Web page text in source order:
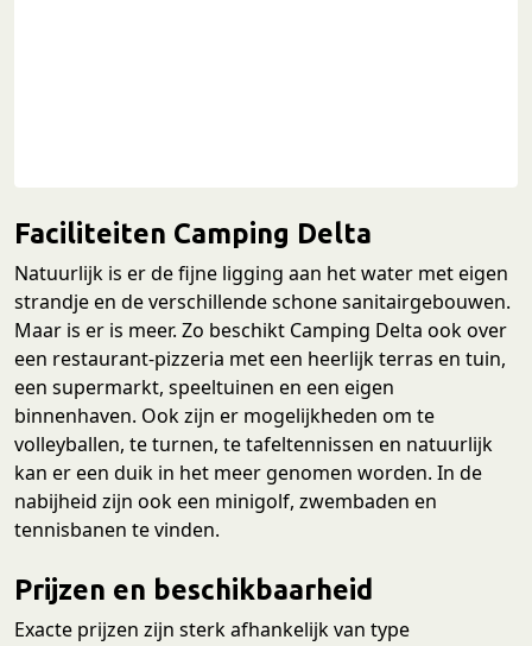
Faciliteiten Camping Delta
Natuurlijk is er de fijne ligging aan het water met eigen
strandje en de verschillende schone sanitairgebouwen.
Maar is er is meer. Zo beschikt Camping Delta ook over
een restaurant-pizzeria met een heerlijk terras en tuin,
een supermarkt, speeltuinen en een eigen
binnenhaven. Ook zijn er mogelijkheden om te
volleyballen, te turnen, te tafeltennissen en natuurlijk
kan er een duik in het meer genomen worden. In de
nabijheid zijn ook een minigolf, zwembaden en
tennisbanen te vinden.
Prijzen en beschikbaarheid
Exacte prijzen zijn sterk afhankelijk van type